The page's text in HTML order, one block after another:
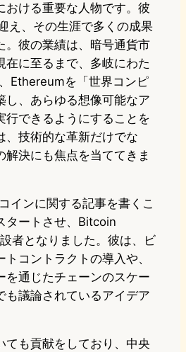
おける重要な人物です。彼
え、その生涯で多くの成果
。彼の業績は、暗号通貨市
在に至るまで、多岐にわた
Ethereumを「世界コンピ
し、あらゆる想像可能なア
行できるようにすることを
、技術的な革新だけでな
解決にも焦点を当ててきま
インに関する記事を書くこ
タートさせ、Bitcoin
者となりました。彼は、ビ
コントラクトの導入や、
を通じたチェーンのスケー
も議論されているアイデア
ても貢献をしており、中央